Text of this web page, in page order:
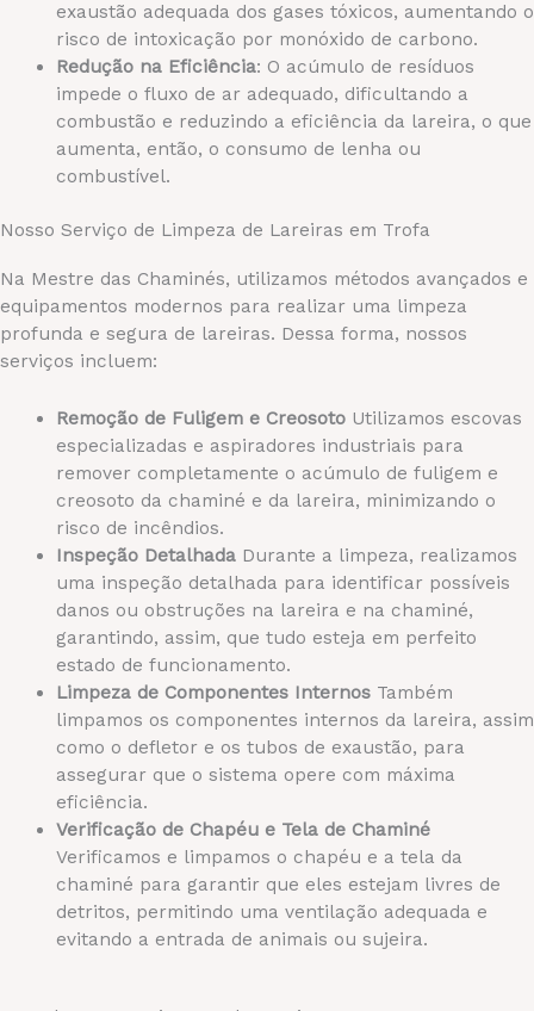
exaustão adequada dos gases tóxicos, aumentando o
risco de intoxicação por monóxido de carbono.
Redução na Eficiência: O acúmulo de resíduos
impede o fluxo de ar adequado, dificultando a
combustão e reduzindo a eficiência da lareira, o que
aumenta, então, o consumo de lenha ou
combustível.
Nosso Serviço de Limpeza de Lareiras em Trofa
Na Mestre das Chaminés, utilizamos métodos avançados e
equipamentos modernos para realizar uma limpeza
profunda e segura de lareiras. Dessa forma, nossos
serviços incluem:
Remoção de Fuligem e CreosotoUtilizamos escovas
especializadas e aspiradores industriais para
remover completamente o acúmulo de fuligem e
creosoto da chaminé e da lareira, minimizando o
risco de incêndios.
Inspeção DetalhadaDurante a limpeza, realizamos
uma inspeção detalhada para identificar possíveis
danos ou obstruções na lareira e na chaminé,
garantindo, assim, que tudo esteja em perfeito
estado de funcionamento.
Limpeza de Componentes InternosTambém
limpamos os componentes internos da lareira, assim
como o defletor e os tubos de exaustão, para
assegurar que o sistema opere com máxima
eficiência.
Verificação de Chapéu e Tela de Chaminé
Verificamos e limpamos o chapéu e a tela da
chaminé para garantir que eles estejam livres de
detritos, permitindo uma ventilação adequada e
evitando a entrada de animais ou sujeira.